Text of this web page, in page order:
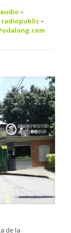
–
radiopublic –
de la